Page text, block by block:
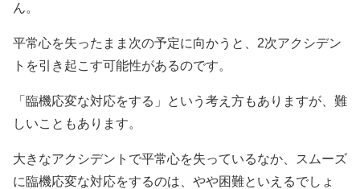
ん。
平常心を失ったまま次の予定に向かうと、2次アクシデン
トを引き起こす可能性があるのです。
「臨機応変な対応をする」という考え方もありますが、難
しいこともあります。
大きなアクシデントで平常心を失っているなか、スムーズ
に臨機応変な対応をするのは、やや困難といえるでしょ